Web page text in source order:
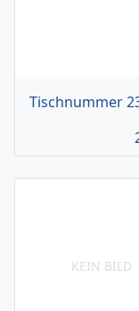
Tischnummer
KEIN BILD